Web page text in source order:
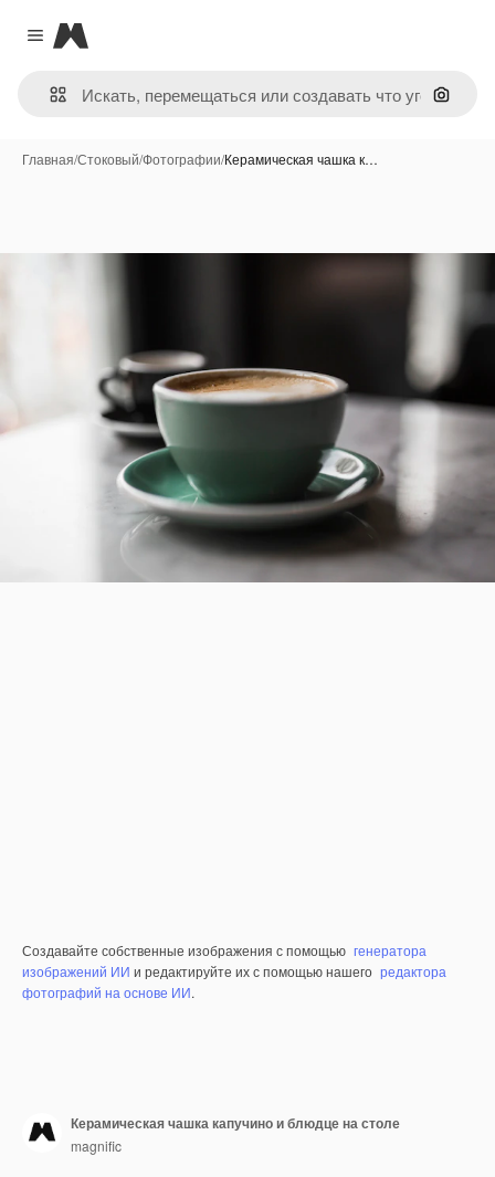
Close menu
Magnific
Поиск
Главная/Стоковый/Фотографии/Керамическая чашка к…
Создавайте собственные изображения с помощью генератора
изображений ИИ и редактируйте их с помощью нашего редактора
фотографий на основе ИИ.
Керамическая чашка капучино и блюдце на столе
magnific